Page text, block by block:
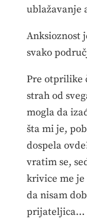
ublažavanje
Anksioznost
svako
Pre otprilike
strah od
mogla da
šta mi je,
dospela
vratim se,
krivice me
da nisam
prijateljica…